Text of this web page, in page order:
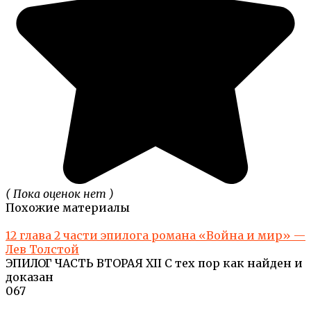
( Пока оценок нет )
Похожие материалы
12 глава 2 части эпилога романа «Война и мир» —
Лев Толстой
ЭПИЛОГ ЧАСТЬ ВТОРАЯ XII С тех пор как найден и
доказан
067